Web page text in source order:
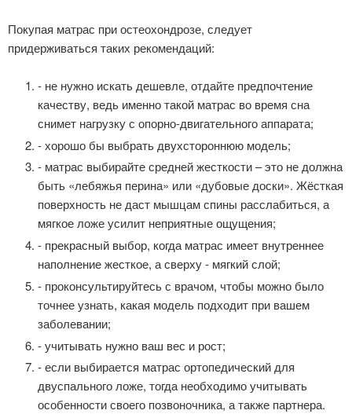
Покупая матрас при остеохондрозе, следует
придерживаться таких рекомендаций:
- не нужно искать дешевле, отдайте предпочтение
качеству, ведь именно такой матрас во время сна
снимет нагрузку с опорно-двигательного аппарата;
- хорошо бы выбрать двухстороннюю модель;
- матрас выбирайте средней жесткости – это не должна
быть «лебяжья перина» или «дубовые доски». Жёсткая
поверхность не даст мышцам спины расслабиться, а
мягкое ложе усилит неприятные ощущения;
- прекрасный выбор, когда матрас имеет внутреннее
наполнение жесткое, а сверху - мягкий слой;
- проконсультируйтесь с врачом, чтобы можно было
точнее узнать, какая модель подходит при вашем
заболевании;
- учитывать нужно ваш вес и рост;
- если выбирается матрас ортопедический для
двуспального ложе, тогда необходимо учитывать
особенности своего позвоночника, а также партнера.